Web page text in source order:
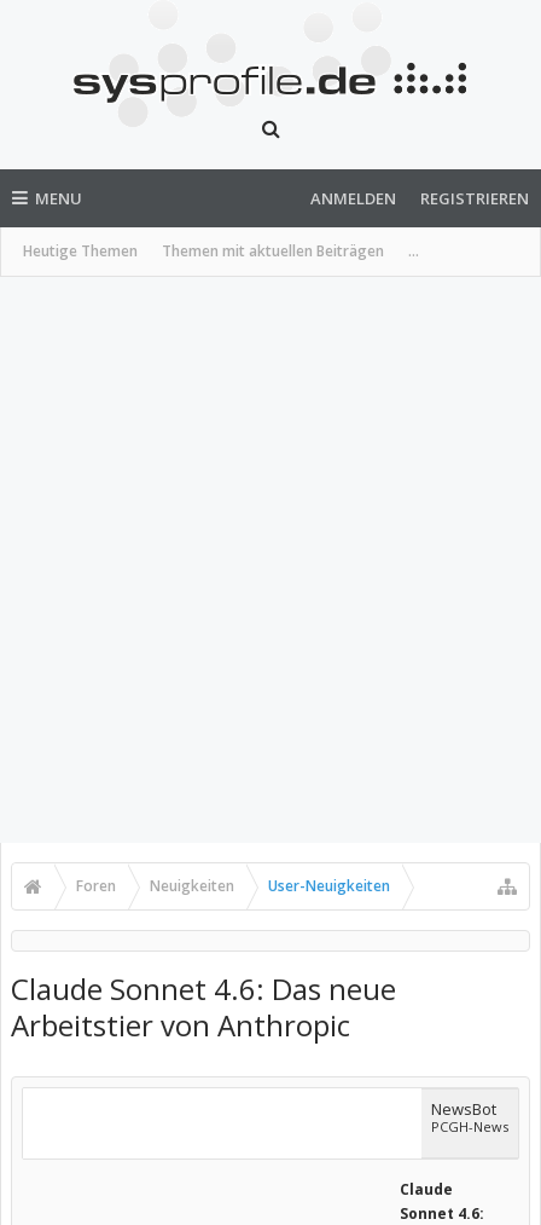
MENU
Heutige Themen Themen mit aktuellen Beiträgen ...
ANMELDEN REGISTRIEREN
Foren Neuigkeiten User-Neuigkeiten
Claude Sonnet 4.6: Das neue
Arbeitstier von Anthropic
NewsBot
PCGH-News
Claude
Sonnet 4.6: